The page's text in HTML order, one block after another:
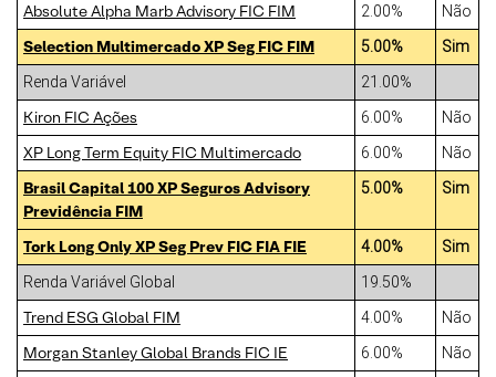
Absolute Alpha Marb Advisory FIC FIM 2.00% Não
Selection Multimercado XP Seg FIC FIM 5.00%
Sim
Renda Variável
21.00%
Kiron FIC Ações 6.00% Não
XP Long Term Equity FIC Multimercado 6.00% Não
Brasil Capital 100 XP Seguros Advisory
Previdência FIM
5.00% Sim
Tork Long Only XP Seg Prev FIC FIA FIE 4.00%
Sim
Renda Variável Global
19.50%
Trend ESG Global FIM 4.00% Não
Morgan Stanley Global Brands FIC IE 6.00% Não